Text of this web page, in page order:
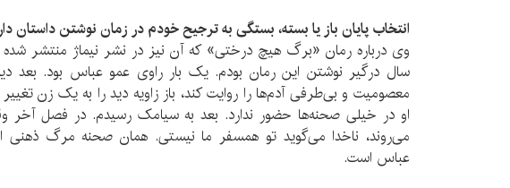
انتخاب پایان باز یا بسته، بستگی به ترجیح خودم در زمان نوشتن داستان
وی درباره رمان «برگ هیچ درختی» که آن نیز در نشر نیماژ منتشر
سال درگیر نوشتن این رمان بودم. یک بار راوی عمو عباس بود. بعد
معصومیت و بی‌طرفی آدم‌ها را روایت کند، باز زاویه دید را به یک زن
او در خیلی صحنه‌ها حضور ندارد. بعد به سیامک رسیدم. در فصل آخر
می‌روند، ناخدا می‌گوید تو همسفر ما نیستی. همان صحنه مرگ ذهنی
عباس است.